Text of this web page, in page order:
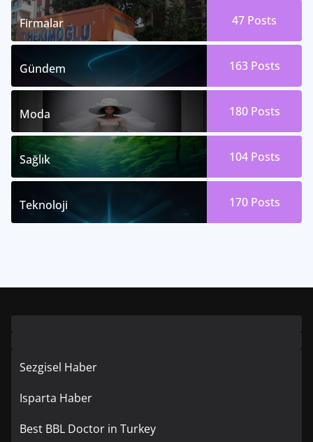
Firmalar 47 Posts
Gündem 163 Posts
Moda 180 Posts
Sağlık 104 Posts
Teknoloji 170 Posts
Sezgisel Haber
Isparta Haber
Best BBL Doctor in Turkey